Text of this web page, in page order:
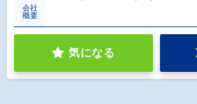
会社
概要
気になる